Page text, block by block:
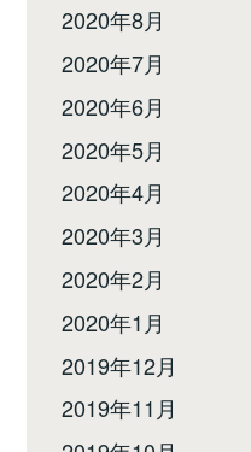
2020年8月
2020年7月
2020年6月
2020年5月
2020年4月
2020年3月
2020年2月
2020年1月
2019年12月
2019年11月